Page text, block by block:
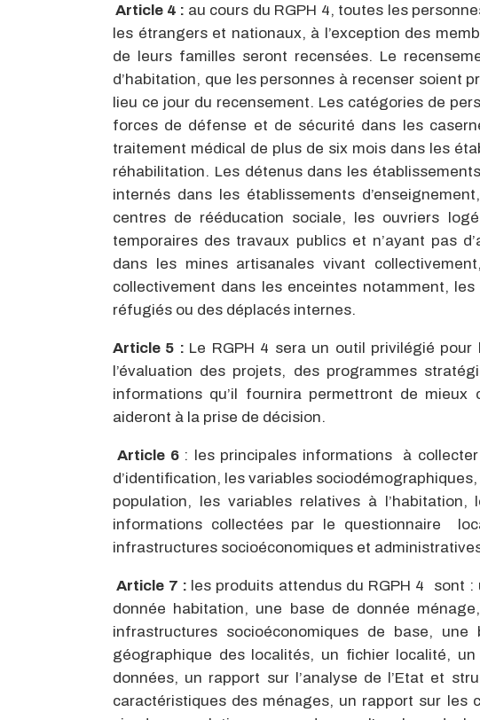
Article 4 : au cours du RGPH 4, toutes les
les étrangers et nationaux, à l’exception des
de leurs familles seront recensées. Le
d’habitation, que les personnes à recenser soient
lieu ce jour du recensement. Les catégories de
forces de défense et de sécurité dans les
traitement médical de plus de six mois dans les
réhabilitation. Les détenus dans les
internés dans les établissements
centres de rééducation sociale, les ouvriers
temporaires des travaux publics et n’ayant pas
dans les mines artisanales vivant
collectivement dans les enceintes notamment,
réfugiés ou des déplacés internes.
Article 5 : Le RGPH 4 sera un outil privilégié
l’évaluation des projets, des programmes
informations qu’il fournira permettront de
aideront à la prise de décision.
Article 6 : les principales informations à
d’identification, les variables
population, les variables relatives à
informations collectées par le questionnaire
infrastructures socioéconomiques et
Article 7 : les produits attendus du RGPH 4 sont
donnée habitation, une base de donnée
infrastructures socioéconomiques de base,
géographique des localités, un fichier localité,
données, un rapport sur l’analyse de l’Etat et
caractéristiques des ménages, un rapport sur les